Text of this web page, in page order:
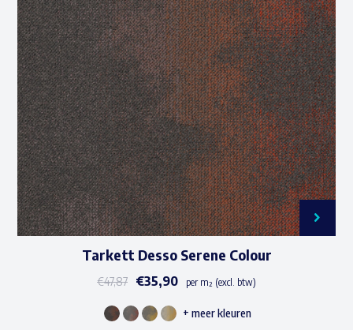
optie
kan
gekozen
worden
op
de
productpagina
Tarkett Desso Serene Colour
€47,87 €35,90 per m² (excl. btw)
Dit
+ meer kleuren